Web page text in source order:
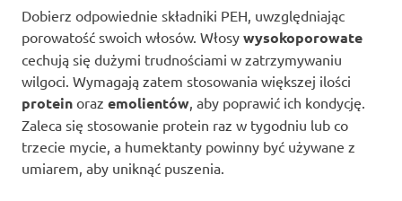
Dobierz odpowiednie składniki PEH, uwzględniając
porowatość swoich włosów. Włosy wysokoporowate
cechują się dużymi trudnościami w zatrzymywaniu
wilgoci. Wymagają zatem stosowania większej ilości
protein oraz emolientów, aby poprawić ich kondycję.
Zaleca się stosowanie protein raz w tygodniu lub co
trzecie mycie, a humektanty powinny być używane z
umiarem, aby uniknąć puszenia.